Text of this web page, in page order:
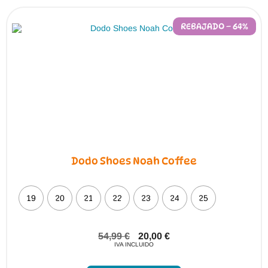
se
pueden
elegir
REBAJADO – 64%
Dodo Shoes Noah Coffee
19 20 21 22 23 24 25
54,99€ 20,00 €
IVA INCLUIDO